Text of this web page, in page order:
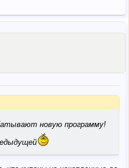
новую программу!